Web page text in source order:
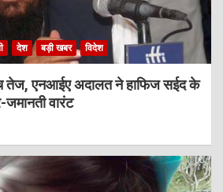
देश बड़ी खबर विदेश
तेज, एनआईए अदालत ने हाफिज सईद के
जमानती वारंट